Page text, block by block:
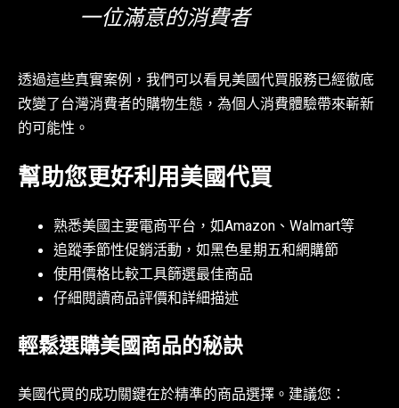
一位滿意的消費者
透過這些真實案例，我們可以看見美國代買服務已經徹底
改變了台灣消費者的購物生態，為個人消費體驗帶來嶄新
的可能性。
幫助您更好利用美國代買
熟悉美國主要電商平台，如Amazon、Walmart等
追蹤季節性促銷活動，如黑色星期五和網購節
使用價格比較工具篩選最佳商品
仔細閱讀商品評價和詳細描述
輕鬆選購美國商品的秘訣
美國代買的成功關鍵在於精準的商品選擇。建議您：